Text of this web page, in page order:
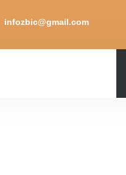
infozbic@gmail.com